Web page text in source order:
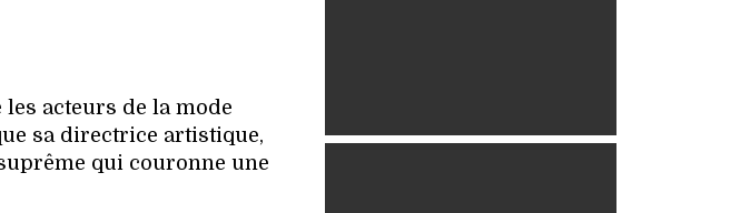
les acteurs de la mode
sa directrice artistique,
qui couronne une